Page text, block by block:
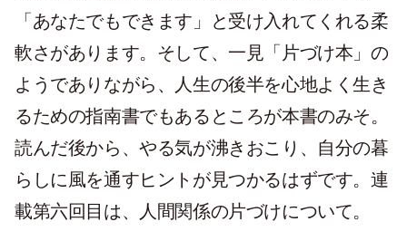
「あなたでもできます」と受け入れてくれる柔
軟さがあります。そして、一見「片づけ本」の
ようでありながら、人生の後半を心地よく生き
るための指南書でもあるところが本書のみそ。
読んだ後から、やる気が沸きおこり、自分の暮
らしに風を通すヒントが見つかるはずです。連
載第六回目は、人間関係の片づけについて。